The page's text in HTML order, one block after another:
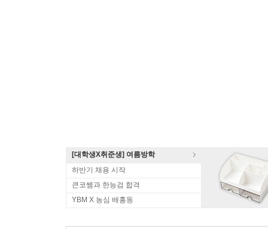
[대학생X취준생] 여름방학
하반기 채용 시작
큰코쌤과 한능검 합격
YBM X 농심 배홍동